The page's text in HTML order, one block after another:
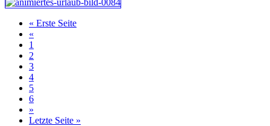
« Erste Seite
«
1
2
3
4
5
6
»
Letzte Seite »